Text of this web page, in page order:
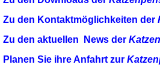
Zu den Kontaktmöglichkeiten der
Zu den aktuellen News der
Planen Sie ihre Anfahrt zur